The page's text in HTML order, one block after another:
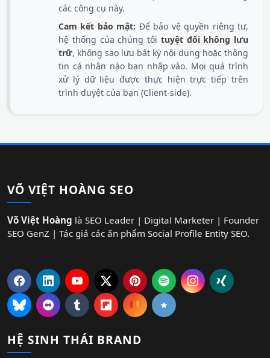
các công cụ này.
Cam kết bảo mật: Để bảo vệ quyền riêng tư,
hệ thống của chúng tôi tuyệt đối không lưu
trữ, không sao lưu bất kỳ nội dung hoặc thông
tin cá nhân nào bạn nhập vào. Mọi quá trình
xử lý dữ liệu được thực hiện trực tiếp trên
trình duyệt của bạn (Client-side).
VÕ VIỆT HOÀNG SEO
Võ Việt Hoàng là SEO Leader | Digital Marketer | Founder
SEO GenZ | Tác giả các ấn phẩm Social Profile Entity SEO.
HỆ SINH THÁI BRAND